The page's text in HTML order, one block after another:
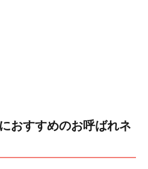
おすすめのお呼ばれネ